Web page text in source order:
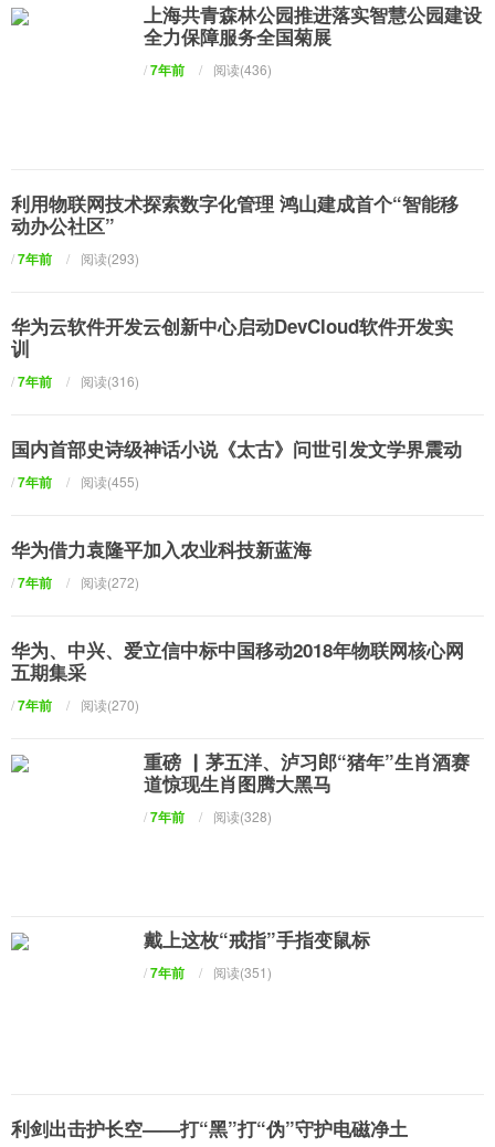
上海共青森林公园推进落实智慧公园建设
全力保障服务全国菊展
/7年前 / 阅读(436)
利用物联网技术探索数字化管理 鸿山建成首个“智能移
动办公社区”
/7年前 / 阅读(293)
华为云软件开发云创新中心启动DevCloud软件开发实
训
/7年前 / 阅读(316)
国内首部史诗级神话小说《太古》问世引发文学界震动
/7年前 / 阅读(455)
华为借力袁隆平加入农业科技新蓝海
/7年前 / 阅读(272)
华为、中兴、爱立信中标中国移动2018年物联网核心网
五期集采
/7年前 / 阅读(270)
重磅 ▏茅五洋、泸习郎“猪年”生肖酒赛
道惊现生肖图腾大黑马
/7年前 / 阅读(328)
戴上这枚“戒指”手指变鼠标
/7年前 / 阅读(351)
利剑出击护长空——打“黑”打“伪”守护电磁净土